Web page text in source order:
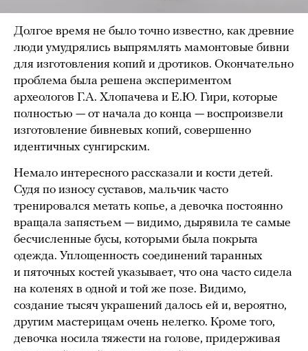
Долгое время не было точно известно, как древние
люди умудрялись выпрямлять мамонтовые бивни
для изготовления копий и дротиков. Окончательно
проблема была решена экспериментом
археологов Г.А. Хлопачева и Е.Ю. Гири, которые
полностью — от начала до конца — воспроизвели
изготовление бивневых копий, совершенно
идентичных сунгирским.
Немало интересного рассказали и кости детей.
Судя по износу суставов, мальчик часто
тренировался метать копье, а девочка постоянно
вращала запястьем — видимо, дырявила те самые
бесчисленные бусы, которыми была покрыта
одежда. Уплощенность соединений таранных
и пяточных костей указывает, что она часто сидела
на коленях в одной и той же позе. Видимо,
создание тысяч украшений далось ей и, вероятно,
другим мастерицам очень нелегко. Кроме того,
девочка носила тяжести на голове, придерживая